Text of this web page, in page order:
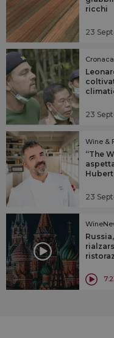
ricchi
23
Cronaca
23
Wine &
“The
23